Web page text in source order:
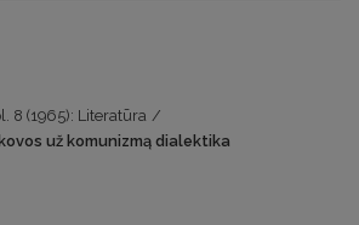
8 (1965): Literatūra /
už komunizmą dialektika